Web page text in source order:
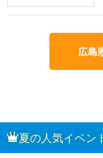
広島
夏の人気イベン